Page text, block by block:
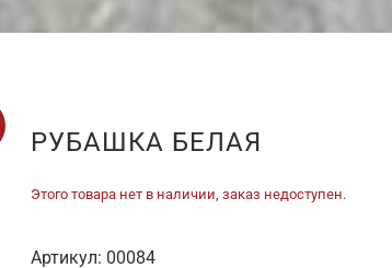
РУБАШКА БЕЛАЯ
Этого товара нет в наличии, заказ недоступен.
Артикул: 00084